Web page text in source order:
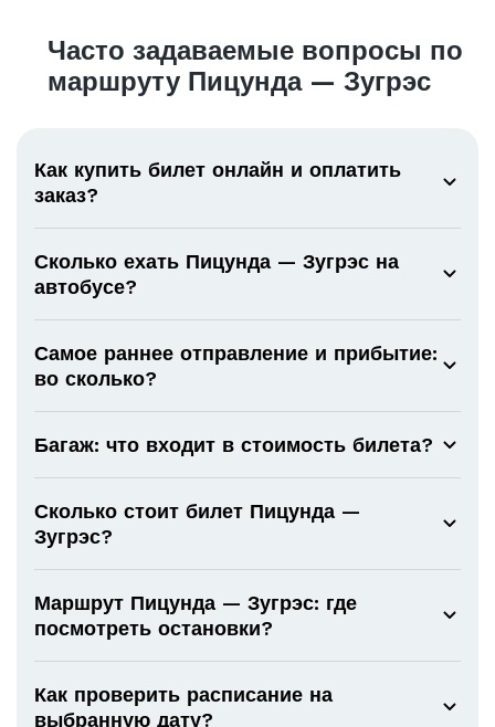
Часто задаваемые вопросы по
маршруту Пицунда — Зугрэс
Как купить билет онлайн и оплатить
заказ?
Сколько ехать Пицунда — Зугрэс на
автобусе?
Самое раннее отправление и прибытие:
во сколько?
Багаж: что входит в стоимость билета?
Сколько стоит билет Пицунда —
Зугрэс?
Маршрут Пицунда — Зугрэс: где
посмотреть остановки?
Как проверить расписание на
выбранную дату?